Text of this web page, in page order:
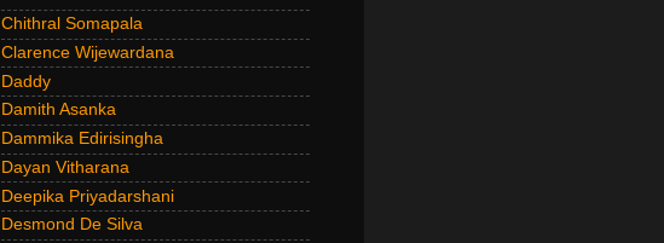
Chithral Somapala
Clarence Wijewardana
Daddy
Damith Asanka
Dammika Edirisingha
Dayan Vitharana
Deepika Priyadarshani
Desmond De Silva